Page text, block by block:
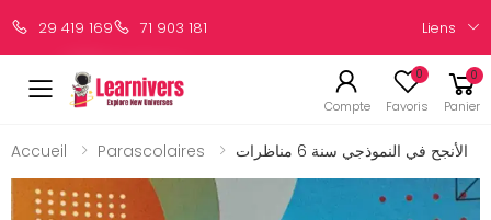
29 419 169 71 903 181 Liens
Compte
0
Favoris
0
Panier
Accueil Parascolaires الأنجح في النموذجي سنة 6 مناظرات